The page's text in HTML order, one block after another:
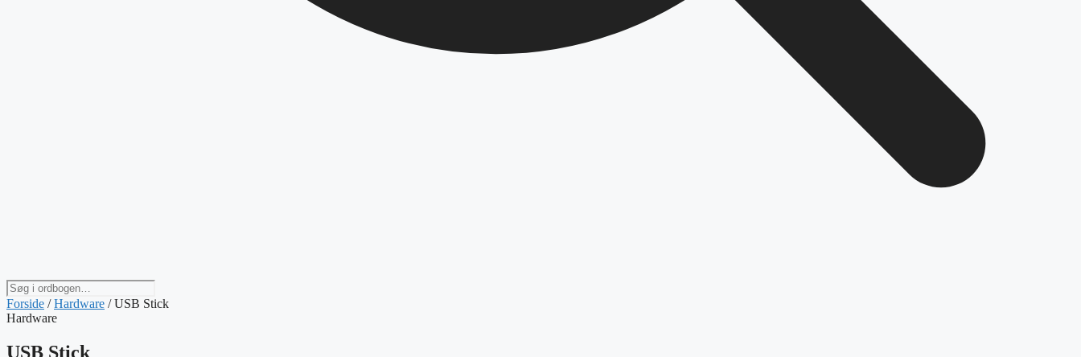
Søg
i
ordbogen
Forside / Hardware / USB Stick
Hardware
USB Stick